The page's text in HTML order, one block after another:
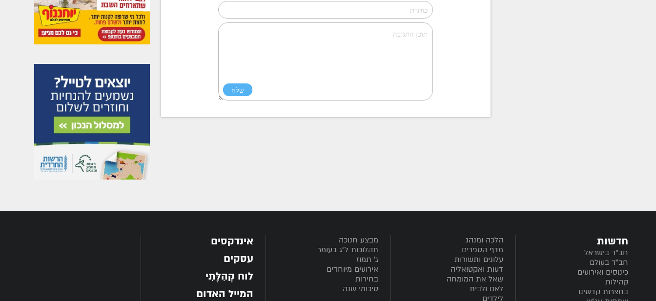
חדשות
חב”ד בישראל
חב”ד בעולם
כינוסים ואירועים
קהילות
בחצרות קדשינו
הלכה ומנהג
מדף הספרים
עלונים ותשורות
דעות ואקטואליה
שאל את המומחה
לאם ולבית
לילדים
מבצע חנוכה
תהלוכות ל"ג בעומר
ג' תמוז
אירועים מיוחדים
בחירות
סיכומי שנה
אינדקסים
עסקים
לוח קְהִלָּתִי
המייל האדום